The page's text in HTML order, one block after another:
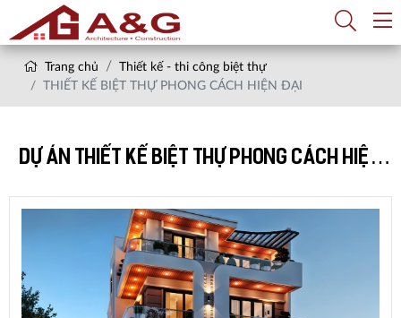
Trang chủ
Thiết kế - thi công biệt thự
THIẾT KẾ BIỆT THỰ PHONG CÁCH HIỆN ĐẠI
DỰ ÁN THIẾT KẾ BIỆT THỰ PHONG CÁCH HIỆN
ĐẠI